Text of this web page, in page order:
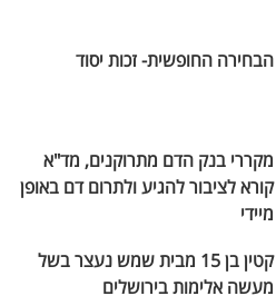
הבחירה החופשית- זכות יסוד
מקררי בנק הדם מתרוקנים, מד"א
קורא לציבור להגיע ולתרום דם באופן
מיידי
קטין בן 15 מבית שמש נעצר בשל
מעשה אלימות בירושלים